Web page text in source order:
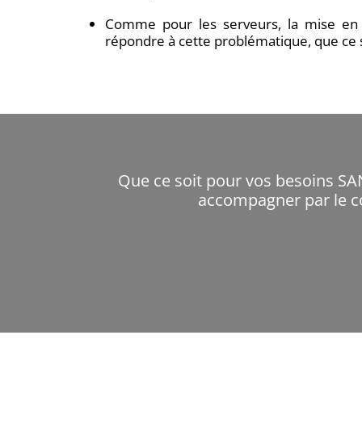
Comme pour les serveurs, la mise
répondre à cette problématique, que
Que ce soit pour vos besoins
accompagner par le